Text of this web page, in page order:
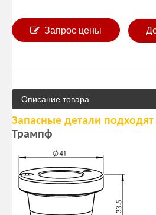
Запрос цены
Описание товара
Запасные детали
Трампф